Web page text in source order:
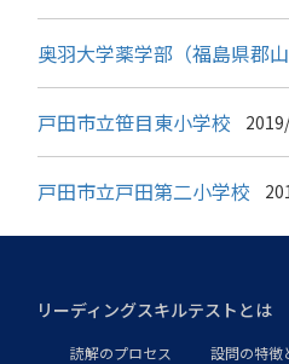
奥羽大学薬学部（福島県郡山
戸田市立笹目東小学校
戸田市立戸田第二小学校
リーディングスキルテストとは
読解のプロセス 設問の特徴